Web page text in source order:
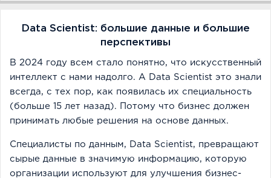
Data Scientist: большие данные и большие
перспективы
В 2024 году всем стало понятно, что искусственный
интеллект с нами надолго. А Data Scientist это знали
всегда, с тех пор, как появилась их специальность
(больше 15 лет назад). Потому что бизнес должен
принимать любые решения на основе данных.
Специалисты по данным, Data Scientist, превращают
сырые данные в значимую информацию, которую
организации используют для улучшения бизнес-